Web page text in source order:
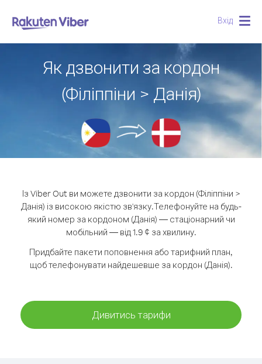
Вхід
Як дзвонити за кордон
(Філіппіни > Данія)
Із Viber Out ви можете дзвонити за кордон (Філіппіни >
Данія) із високою якістю зв'язку.Телефонуйте на будь-
який номер за кордоном (Данія) — стаціонарний чи
мобільний — від 1.9 ¢ за хвилину.
Придбайте пакети поповнення або тарифний план,
щоб телефонувати найдешевше за кордон (Данія).
Дивитись тарифи